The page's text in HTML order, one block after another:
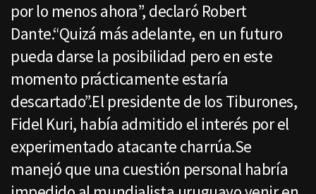
por lo menos ahora”, declaró Robert
Dante.“Quizá más adelante, en un futuro
pueda darse la posibilidad pero en este
momento prácticamente estaría
descartado”.El presidente de los Tiburones,
Fidel Kuri, había admitido el interés por el
experimentado atacante charrúa.Se
manejó que una cuestión personal habría